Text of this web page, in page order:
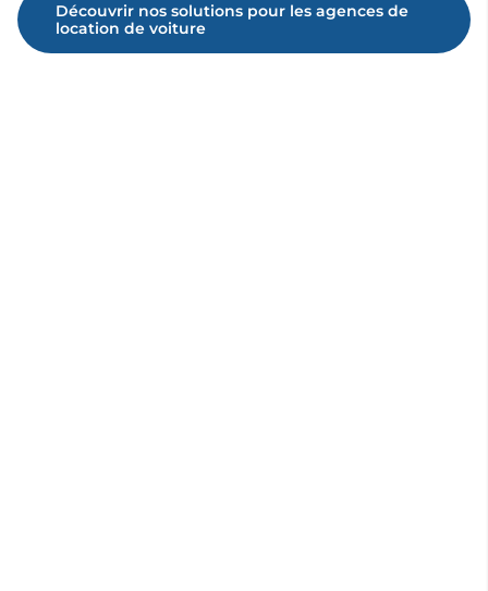
Découvrir nos solutions pour les agences de
location de voiture